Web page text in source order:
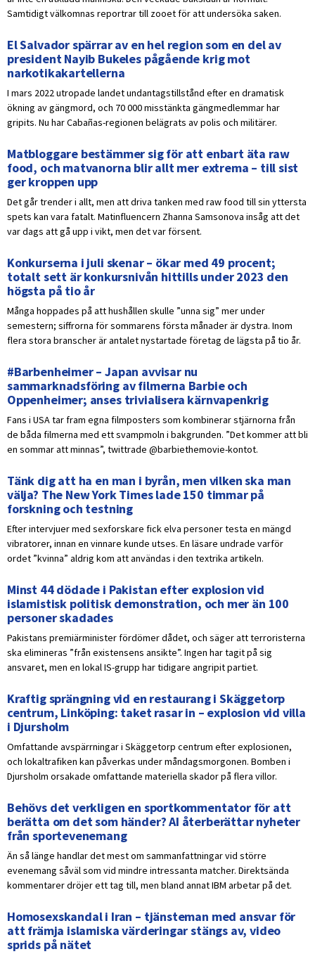
Samtidigt välkomnas reportrar till zooet för att undersöka saken.
El Salvador spärrar av en hel region som en del av
president Nayib Bukeles pågående krig mot
narkotikakartellerna
I mars 2022 utropade landet undantagstillstånd efter en dramatisk
ökning av gängmord, och 70 000 misstänkta gängmedlemmar har
gripits. Nu har Cabañas-regionen belägrats av polis och militärer.
Matbloggare bestämmer sig för att enbart äta raw
food, och matvanorna blir allt mer extrema – till sist
ger kroppen upp
Det går trender i allt, men att driva tanken med raw food till sin yttersta
spets kan vara fatalt. Matinfluencern Zhanna Samsonova insåg att det
var dags att gå upp i vikt, men det var försent.
Konkurserna i juli skenar – ökar med 49 procent;
totalt sett är konkursnivån hittills under 2023 den
högsta på tio år
Många hoppades på att hushållen skulle ”unna sig” mer under
semestern; siffrorna för sommarens första månader är dystra. Inom
flera stora branscher är antalet nystartade företag de lägsta på tio år.
#Barbenheimer – Japan avvisar nu
sammarknadsföring av filmerna Barbie och
Oppenheimer; anses trivialisera kärnvapenkrig
Fans i USA tar fram egna filmposters som kombinerar stjärnorna från
de båda filmerna med ett svampmoln i bakgrunden. ”Det kommer att bli
en sommar att minnas”, twittrade @barbiethemovie-kontot.
Tänk dig att ha en man i byrån, men vilken ska man
välja? The New York Times lade 150 timmar på
forskning och testning
Efter intervjuer med sexforskare fick elva personer testa en mängd
vibratorer, innan en vinnare kunde utses. En läsare undrade varför
ordet ”kvinna” aldrig kom att användas i den textrika artikeln.
Minst 44 dödade i Pakistan efter explosion vid
islamistisk politisk demonstration, och mer än 100
personer skadades
Pakistans premiärminister fördömer dådet, och säger att terroristerna
ska elimineras ”från existensens ansikte”. Ingen har tagit på sig
ansvaret, men en lokal IS-grupp har tidigare angripit partiet.
Kraftig sprängning vid en restaurang i Skäggetorp
centrum, Linköping: taket rasar in – explosion vid villa
i Djursholm
Omfattande avspärrningar i Skäggetorp centrum efter explosionen,
och lokaltrafiken kan påverkas under måndagsmorgonen. Bomben i
Djursholm orsakade omfattande materiella skador på flera villor.
Behövs det verkligen en sportkommentator för att
berätta om det som händer? AI återberättar nyheter
från sportevenemang
Än så länge handlar det mest om sammanfattningar vid större
evenemang såväl som vid mindre intressanta matcher. Direktsända
kommentarer dröjer ett tag till, men bland annat IBM arbetar på det.
Homosexskandal i Iran – tjänsteman med ansvar för
att främja islamiska värderingar stängs av, video
sprids på nätet